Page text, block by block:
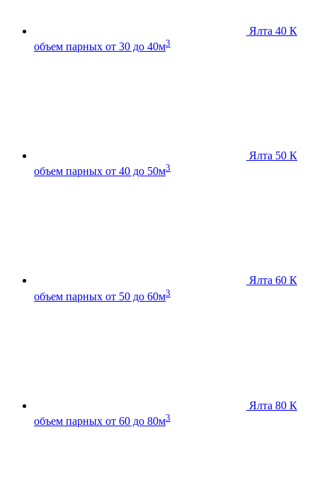
Ялта 40 К
объем парных от 30 до 40м3
Ялта 50 К
объем парных от 40 до 50м3
Ялта 60 К
объем парных от 50 до 60м3
Ялта 80 К
объем парных от 60 до 80м3